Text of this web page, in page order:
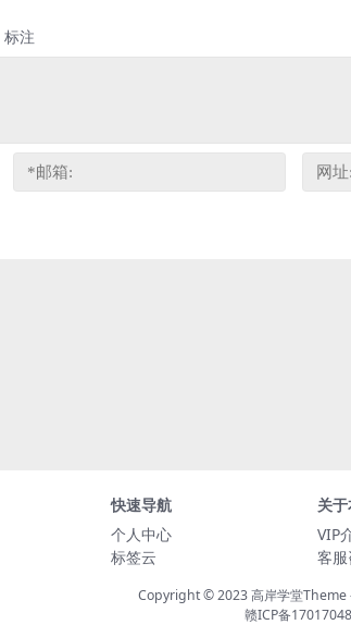
标注
快速导航
个人中心
标签云
关
VIP
客服
Copyright © 2023高岸学堂Theme
赣ICP备